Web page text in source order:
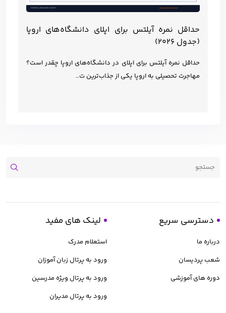
حداقل نمره آیلتس برای اپلای دانشگاه‌های اروپا
(جدول ۲۰۲۶)
حداقل نمره آیلتس برای اپلای در دانشگاه‌های اروپا چقدر است؟
مهاجرت تحصیلی به اروپا یکی از جذاب‌ترین ت…
دسترسی سریع
درباره ما
شعب پردیسان
دوره های آموزشی
لینک های مفید
استعلام مدرک
ورود به پرتال زبان آموزان
ورود به پرتال ویژه مدرسین
ورود به پرتال مدیران